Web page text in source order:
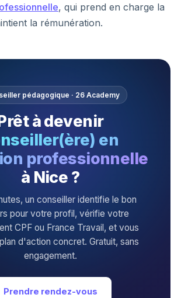
, qui prend en charge la
la rémunération.
pédagogique · 26 Academy
à devenir
en
professionnelle
à Nice ?
un conseiller identifie le bon
pour votre profil, vérifie votre
CPF ou France Travail, et vous
d'action concret. Gratuit, sans
engagement.
Prendre rendez-vous